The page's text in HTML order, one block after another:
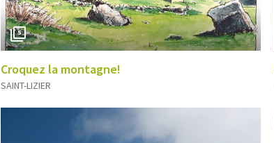
5
Croquez la montagne!
SAINT-LIZIER